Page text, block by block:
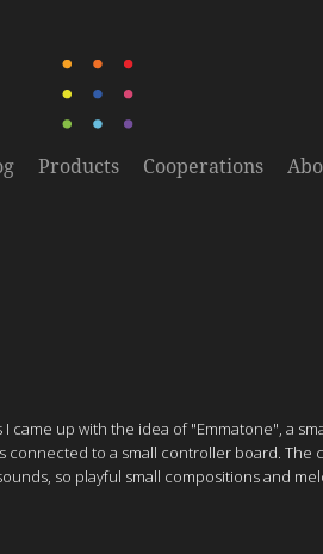
Products Cooperations
came up with the idea of "Emmatone", a
to a small controller board.
so playful small compositions and